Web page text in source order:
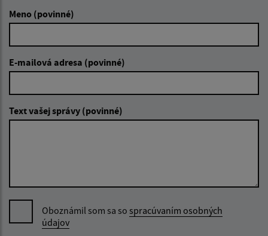
Meno (povinné)
E-mailová adresa (povinné)
Text vašej správy (povinné)
Oboznámil som sa so spracúvaním osobných
údajov